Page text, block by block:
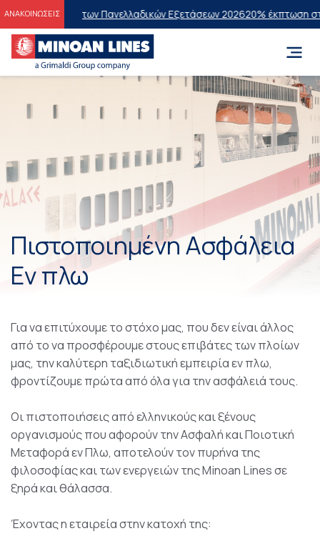
ΑΝΑΚΟΙΝΩΣΕΙΣτων Πανελλαδικών Εξετάσεων 202620% έκπτωση στην
Πιστοποιημένη Ασφάλεια
Εν πλω
Για να επιτύχουμε το στόχο μας, που δεν είναι άλλος
από το να προσφέρουμε στους επιβάτες των πλοίων
μας, την καλύτερη ταξιδιωτική εμπειρία εν πλω,
φροντίζουμε πρώτα από όλα για την ασφάλειά τους.
Οι πιστοποιήσεις από ελληνικούς και ξένους
οργανισμούς που αφορούν την Ασφαλή και Ποιοτική
Μεταφορά εν Πλω, αποτελούν τον πυρήνα της
φιλοσοφίας και των ενεργειών της Minoan Lines σε
ξηρά και θάλασσα.
Έχοντας η εταιρεία στην κατοχή της: